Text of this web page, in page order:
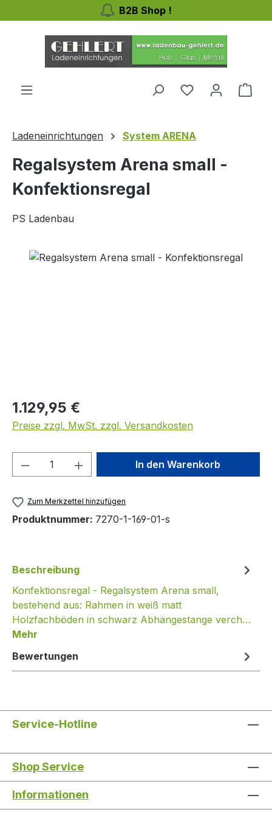
Zum Hauptinhalt springenB2B Shop !
Ladeneinrichtungen System ARENA
Regalsystem Arena small -
Konfektionsregal
PS Ladenbau
Regulärer Preis:
1.129,95 €
Preise zzgl. MwSt. zzgl. Versandkosten
Produkt Anzahl: Gib denIn den Warenkorb
Zum Merkzettel hinzufügen
Produktnummer: 7270-1-169-01-s
Beschreibung
Konfektionsregal - Regalsystem Arena small,
bestehend aus: Rahmen in weiß matt
Holzfachböden in schwarz Abhängestange verch…
Mehr
Bewertungen
Service-Hotline
Shop Service
Informationen